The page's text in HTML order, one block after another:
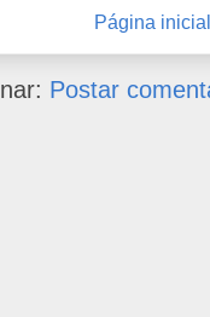
Página inicial
Postar